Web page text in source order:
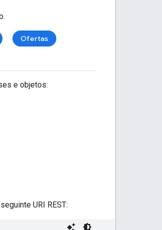
Ofertas
e objetos:
URI REST: